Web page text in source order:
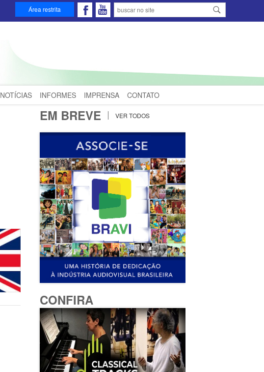
Área restrita
NOTÍCIAS INFORMES IMPRENSA CONTATO
EM BREVE VER TODOS
CONFIRA